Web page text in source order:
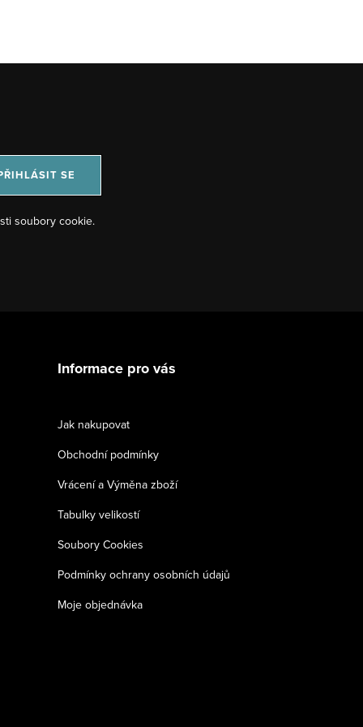
soubory cookie.
SE
Informace pro vás
Jak nakupovat
Obchodní podmínky
Vrácení a Výměna zboží
Tabulky velikostí
Soubory Cookies
Podmínky ochrany osobních údajů
Moje objednávka